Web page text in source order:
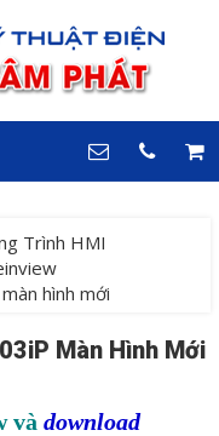
Trình HMI
hình mới
Màn Hình Mới
và download
199 102
đường 24, KDC Hiệp